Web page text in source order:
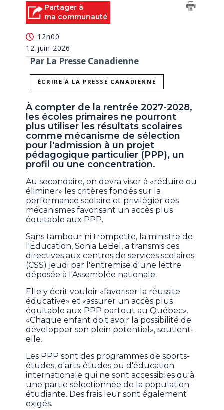
Partager à
ma communauté
12h00
12 juin 2026
Par La Presse Canadienne
ÉCRIRE À LA PRESSE CANADIENNE
À compter de la rentrée 2027-2028,
les écoles primaires ne pourront
plus utiliser les résultats scolaires
comme mécanisme de sélection
pour l'admission à un projet
pédagogique particulier (PPP), un
profil ou une concentration.
Au secondaire, on devra viser à «réduire ou
éliminer» les critères fondés sur la
performance scolaire et privilégier des
mécanismes favorisant un accès plus
équitable aux PPP.
Sans tambour ni trompette, la ministre de
l'Éducation, Sonia LeBel, a transmis ces
directives aux centres de services scolaires
(CSS) jeudi par l'entremise d'une lettre
déposée à l'Assemblée nationale.
Elle y écrit vouloir «favoriser la réussite
éducative» et «assurer un accès plus
équitable aux PPP partout au Québec».
«Chaque enfant doit avoir la possibilité de
développer son plein potentiel», soutient-
elle.
Les PPP sont des programmes de sports-
études, d'arts-études ou d'éducation
internationale qui ne sont accessibles qu'à
une partie sélectionnée de la population
étudiante. Des frais leur sont également
exigés.